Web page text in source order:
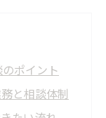
ポイント
と相談体制